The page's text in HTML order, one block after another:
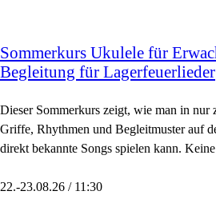
Sommerkurs Ukulele für
Begleitung für Lagerfeuerlieder
Dieser Sommerkurs zeigt, wie man in nur
Griffe, Rhythmen und Begleitmuster auf
direkt bekannte Songs spielen kann.
22.-23.08.26 / 11:30